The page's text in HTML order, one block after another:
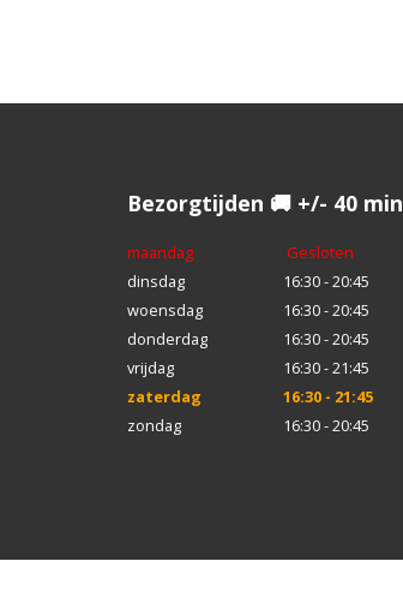
Bezorgtijden 🚚 +/- 40 min
maandag
Gesloten
dinsdag
16:30 - 20:45
woensdag
16:30 - 20:45
donderdag
16:30 - 20:45
vrijdag
16:30 - 21:45
zaterdag
16:30 - 21:45
zondag
16:30 - 20:45